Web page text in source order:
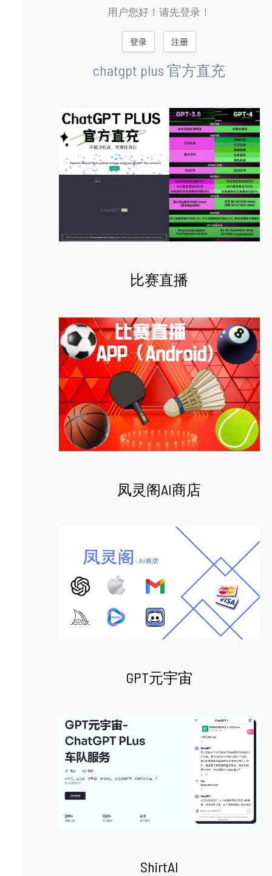
用户您好！请先登录！
登录 注册
chatgpt plus 官方直充
比赛直播
凤灵阁AI商店
GPT元宇宙
ShirtAI